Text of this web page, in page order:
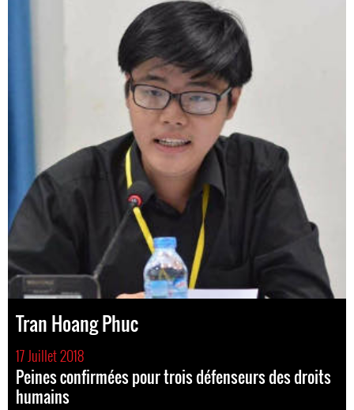
Tran Hoang Phuc
17 Juillet 2018
Peines confirmées pour trois défenseurs des droits
humains